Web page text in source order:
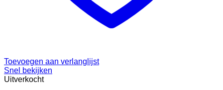
Toevoegen aan verlanglijst
Snel bekijken
Uitverkocht